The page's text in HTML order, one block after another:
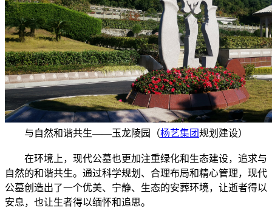
与自然和谐共生——玉龙陵园（杨艺集团规划建设）
在环境上，现代公墓也更加注重绿化和生态建设，追求与
自然的和谐共生。通过科学规划、合理布局和精心管理，现代
公墓创造出了一个优美、宁静、生态的安葬环境，让逝者得以
安息，也让生者得以缅怀和追思。